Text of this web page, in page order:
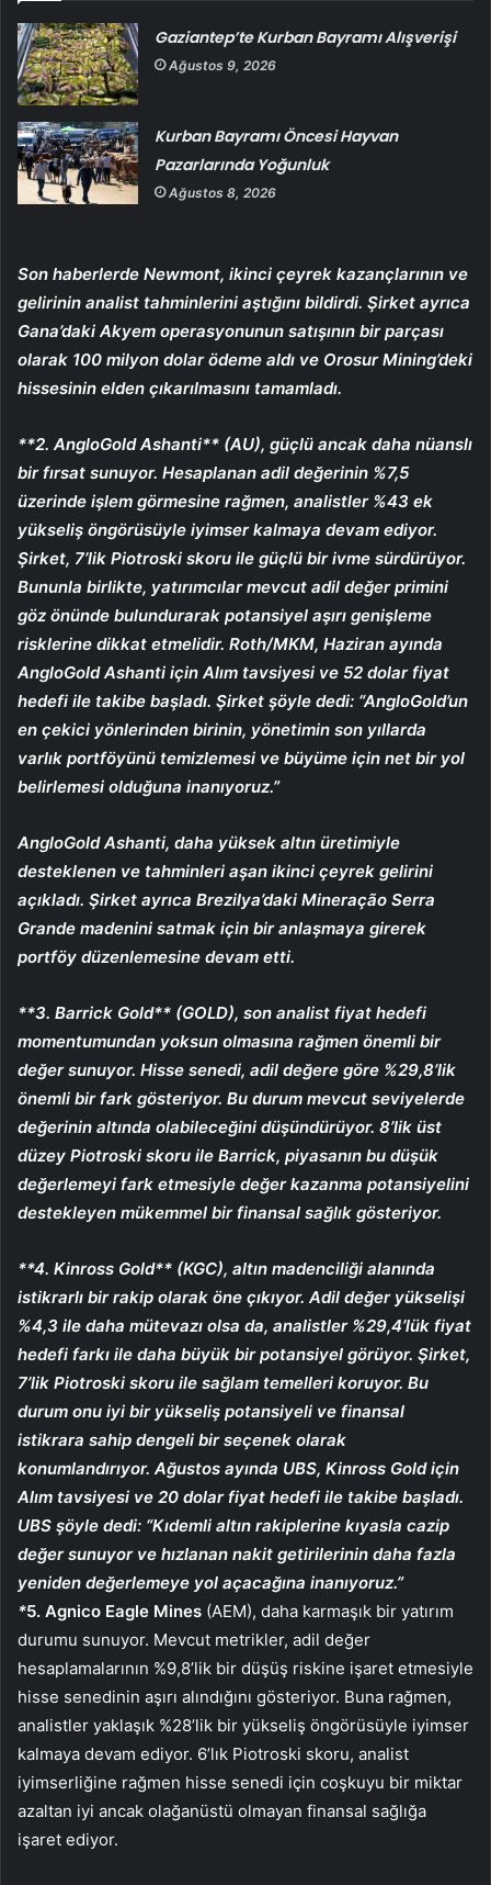
Gaziantep’te Kurban Bayramı Alışverişi
Ağustos 9, 2026
Kurban Bayramı Öncesi Hayvan
Pazarlarında Yoğunluk
Ağustos 8, 2026
Son haberlerde Newmont, ikinci çeyrek kazançlarının ve
gelirinin analist tahminlerini aştığını bildirdi. Şirket ayrıca
Gana’daki Akyem operasyonunun satışının bir parçası
olarak 100 milyon dolar ödeme aldı ve Orosur Mining’deki
hissesinin elden çıkarılmasını tamamladı.
**2. AngloGold Ashanti** (AU), güçlü ancak daha nüanslı
bir fırsat sunuyor. Hesaplanan adil değerinin %7,5
üzerinde işlem görmesine rağmen, analistler %43 ek
yükseliş öngörüsüyle iyimser kalmaya devam ediyor.
Şirket, 7’lik Piotroski skoru ile güçlü bir ivme sürdürüyor.
Bununla birlikte, yatırımcılar mevcut adil değer primini
göz önünde bulundurarak potansiyel aşırı genişleme
risklerine dikkat etmelidir. Roth/MKM, Haziran ayında
AngloGold Ashanti için Alım tavsiyesi ve 52 dolar fiyat
hedefi ile takibe başladı. Şirket şöyle dedi: “AngloGold’un
en çekici yönlerinden birinin, yönetimin son yıllarda
varlık portföyünü temizlemesi ve büyüme için net bir yol
belirlemesi olduğuna inanıyoruz.”
AngloGold Ashanti, daha yüksek altın üretimiyle
desteklenen ve tahminleri aşan ikinci çeyrek gelirini
açıkladı. Şirket ayrıca Brezilya’daki Mineração Serra
Grande madenini satmak için bir anlaşmaya girerek
portföy düzenlemesine devam etti.
**3. Barrick Gold** (GOLD), son analist fiyat hedefi
momentumundan yoksun olmasına rağmen önemli bir
değer sunuyor. Hisse senedi, adil değere göre %29,8’lik
önemli bir fark gösteriyor. Bu durum mevcut seviyelerde
değerinin altında olabileceğini düşündürüyor. 8’lik üst
düzey Piotroski skoru ile Barrick, piyasanın bu düşük
değerlemeyi fark etmesiyle değer kazanma potansiyelini
destekleyen mükemmel bir finansal sağlık gösteriyor.
**4. Kinross Gold** (KGC), altın madenciliği alanında
istikrarlı bir rakip olarak öne çıkıyor. Adil değer yükselişi
%4,3 ile daha mütevazı olsa da, analistler %29,4’lük fiyat
hedefi farkı ile daha büyük bir potansiyel görüyor. Şirket,
7’lik Piotroski skoru ile sağlam temelleri koruyor. Bu
durum onu iyi bir yükseliş potansiyeli ve finansal
istikrara sahip dengeli bir seçenek olarak
konumlandırıyor. Ağustos ayında UBS, Kinross Gold için
Alım tavsiyesi ve 20 dolar fiyat hedefi ile takibe başladı.
UBS şöyle dedi: “Kıdemli altın rakiplerine kıyasla cazip
değer sunuyor ve hızlanan nakit getirilerinin daha fazla
yeniden değerlemeye yol açacağına inanıyoruz.”
*5. Agnico Eagle Mines (AEM), daha karmaşık bir yatırım
durumu sunuyor. Mevcut metrikler, adil değer
hesaplamalarının %9,8’lik bir düşüş riskine işaret etmesiyle
hisse senedinin aşırı alındığını gösteriyor. Buna rağmen,
analistler yaklaşık %28’lik bir yükseliş öngörüsüyle iyimser
kalmaya devam ediyor. 6’lık Piotroski skoru, analist
iyimserliğine rağmen hisse senedi için coşkuyu bir miktar
azaltan iyi ancak olağanüstü olmayan finansal sağlığa
işaret ediyor.